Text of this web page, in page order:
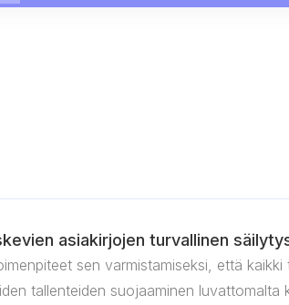
asiakirjojen turvallinen
sen varmistamiseksi, että
tallenteiden suojaaminen